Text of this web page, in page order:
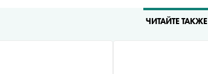
ЧИТАЙТЕ ТАКЖЕ